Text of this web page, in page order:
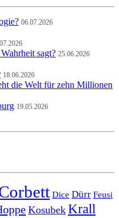
06.07.2026
sagt? 25.06.2026
18.06.2026
die Welt für zehn Millionen
19.05.2026
Dice Dürr Feusi
Kosubek Krall